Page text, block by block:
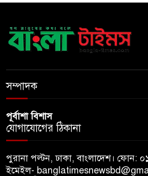
কফি চেইন
আ ‘লীগের
ঢাকায়, দাফন
সম্পাদক
পূর্বাশা বিশাস
যোগাযোগের ঠিকানা
পুরানা পল্টন, ঢাকা, বাংলাদেশ। ফোন:
ইমেইল-